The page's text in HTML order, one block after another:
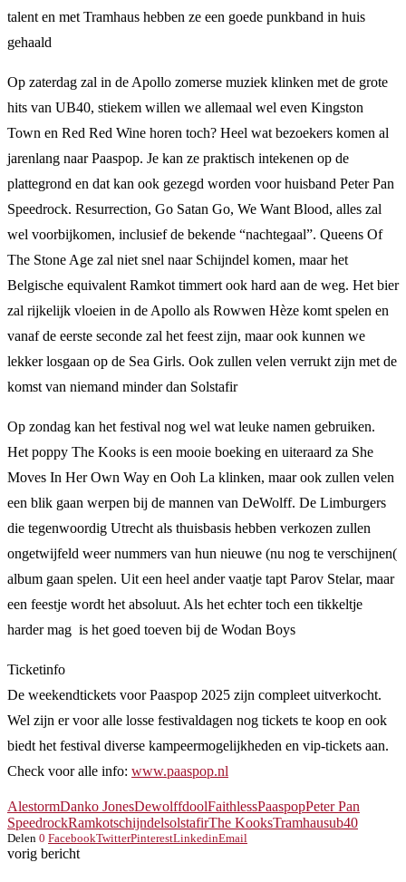
talent en met Tramhaus hebben ze een goede punkband in huis
gehaald
Op zaterdag zal in de Apollo zomerse muziek klinken met de grote
hits van UB40, stiekem willen we allemaal wel even Kingston
Town en Red Red Wine horen toch? Heel wat bezoekers komen al
jarenlang naar Paaspop. Je kan ze praktisch intekenen op de
plattegrond en dat kan ook gezegd worden voor huisband Peter Pan
Speedrock. Resurrection, Go Satan Go, We Want Blood, alles zal
wel voorbijkomen, inclusief de bekende “nachtegaal”. Queens Of
The Stone Age zal niet snel naar Schijndel komen, maar het
Belgische equivalent Ramkot timmert ook hard aan de weg. Het bier
zal rijkelijk vloeien in de Apollo als Rowwen Hèze komt spelen en
vanaf de eerste seconde zal het feest zijn, maar ook kunnen we
lekker losgaan op de Sea Girls. Ook zullen velen verrukt zijn met de
komst van niemand minder dan Solstafir
Op zondag kan het festival nog wel wat leuke namen gebruiken.
Het poppy The Kooks is een mooie boeking en uiteraard za She
Moves In Her Own Way en Ooh La klinken, maar ook zullen velen
een blik gaan werpen bij de mannen van DeWolff. De Limburgers
die tegenwoordig Utrecht als thuisbasis hebben verkozen zullen
ongetwijfeld weer nummers van hun nieuwe (nu nog te verschijnen(
album gaan spelen. Uit een heel ander vaatje tapt Parov Stelar, maar
een feestje wordt het absoluut. Als het echter toch een tikkeltje
harder mag is het goed toeven bij de Wodan Boys
Ticketinfo
De weekendtickets voor Paaspop 2025 zijn compleet uitverkocht.
Wel zijn er voor alle losse festivaldagen nog tickets te koop en ook
biedt het festival diverse kampeermogelijkheden en vip-tickets aan.
Check voor alle info: www.paaspop.nl
AlestormDanko JonesDewolffdoolFaithlessPaaspopPeter Pan
SpeedrockRamkotschijndelsolstafirThe KooksTramhausub40
Delen 0 FacebookTwitterPinterestLinkedinEmail
vorig bericht